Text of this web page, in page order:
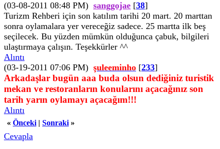
(03-08-2011 08:48 PM) sanggojae [38]
Turizm Rehberi için son katılım tarihi 20 mart. 20 marttan
sonra oylamalara yer vereceğiz sadece. 25 martta ilk beş
seçilecek. Bu yüzden mümkün olduğunca çabuk, bilgileri
ulaştırmaya çalışın. Teşekkürler ^^
Alıntı
(03-19-2011 07:06 PM) şuleeminho [233]
Arkadaşlar bugün aaa buda olsun dediğiniz turistik
mekan ve restoranların konularını açacağınız son
tarih yarın oylamayı açacağım!!!
Alıntı
« Önceki | Sonraki »
Cevapla